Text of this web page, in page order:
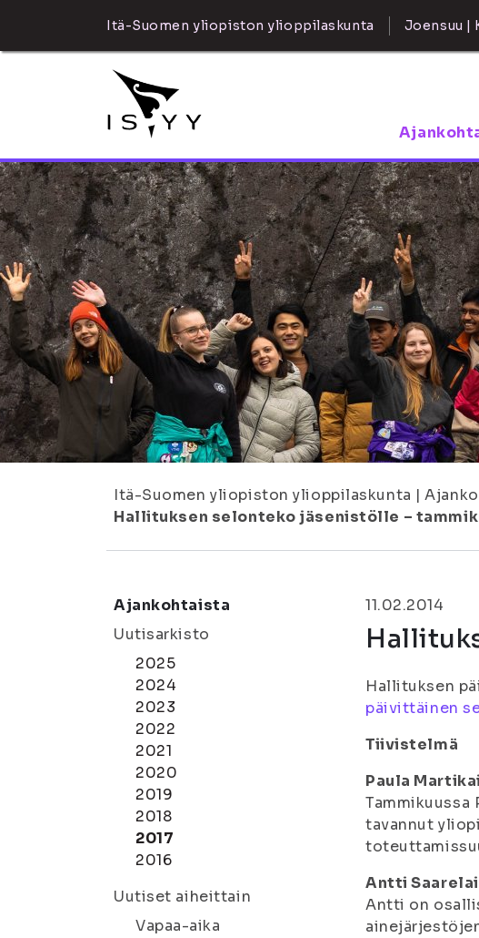
Itä-Suomen yliopiston ylioppilaskunta Joensuu |
Itä-Suomen yliopiston ylioppilaskunta |
Hallituksen selonteko jäsenistölle –
Ajankohtaista
Uutisarkisto
2025
2024
2023
2022
2021
2020
2019
2018
2017
2016
Uutiset aiheittain
Vapaa-aika
11.02.2014
Hallituksen
päivittäinen
Tiivistelmä
Paula
tavannut
Antti
Antti on